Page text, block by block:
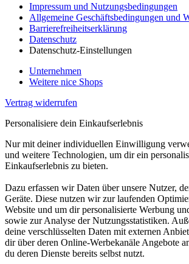
Impressum und Nutzungsbedingungen
Allgemeine Geschäftsbedingungen und
Barrierefreiheitserklärung
Datenschutz
Datenschutz-Einstellungen
Unternehmen
Weitere nice Shops
Vertrag widerrufen
Personalisiere dein Einkaufserlebnis
Nur mit deiner individuellen Einwilligung
und weitere Technologien, um dir ein
Einkaufserlebnis zu bieten.
Dazu erfassen wir Daten über unsere Nutzer,
Geräte. Diese nutzen wir zur laufenden
Website und um dir personalisierte Werbung
sowie zur Analyse der Nutzungsstatistiken.
deine verschlüsselten Daten mit externen
dir über deren Online-Werbekanäle Angebote
du deren Dienste bereits selbst nutzt.